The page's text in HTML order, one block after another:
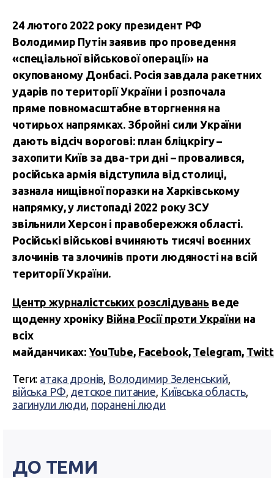
24 лютого 2022 року президент РФ
Володимир Путін заявив про проведення
«спеціальної військової операції» на
окупованому Донбасі. Росія завдала ракетних
ударів по території України і розпочала
пряме повномасштабне вторгнення на
чотирьох напрямках. Збройні сили України
дають відсіч ворогові: план бліцкрігу –
захопити Київ за два-три дні – провалився,
російська армія відступила від столиці,
зазнала нищівної поразки на Харківському
напрямку, у листопаді 2022 року ЗСУ
звільнили Херсон і правобережжя області.
Російські військові вчиняють тисячі воєнних
злочинів та злочинів проти людяності на всій
території України.
Центр журналістських розслідувань веде
щоденну хроніку Війна Росії проти України на
всіх
майданчиках:YouTube, Facebook, Telegram,
Теги: атака дронів, Володимир Зеленський,
війська РФ, детское питание, Київська область,
загинули люди, поранені люди
ДО ТЕМИ